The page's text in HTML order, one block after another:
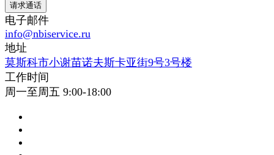
请求通话
电子邮件
info@nbiservice.ru
地址
莫斯科市小谢苗诺夫斯卡亚街9号3号楼
工作时间
周一至周五 9:00-18:00